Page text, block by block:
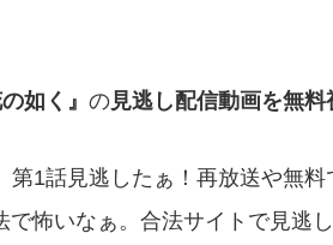
如く』 の見逃し配信動画を無
第1話見逃したぁ！再放送や無
怖いなぁ。合法サイトで見逃